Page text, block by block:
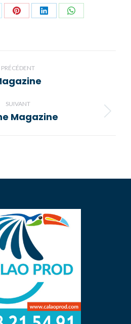
PartagerPartagerPartager
PRÉCÉDENT
Onglet
SUIVANT
Projets
Magazine